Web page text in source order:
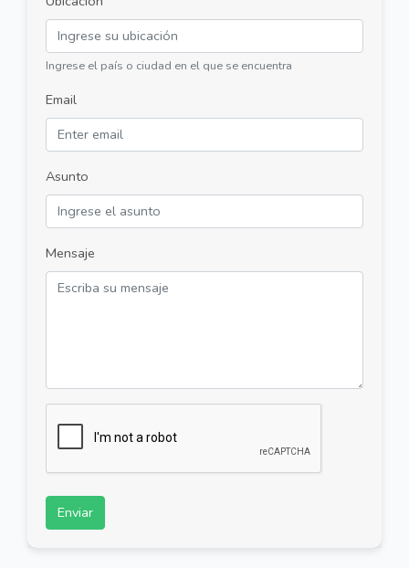
Ingrese el país o ciudad en el que se encuentra
Email
Asunto
Mensaje
Enviar